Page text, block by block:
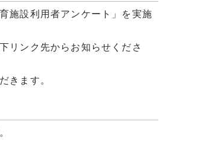
施設利用者アンケート」を実施
リンク先からお知らせくださ
きます。